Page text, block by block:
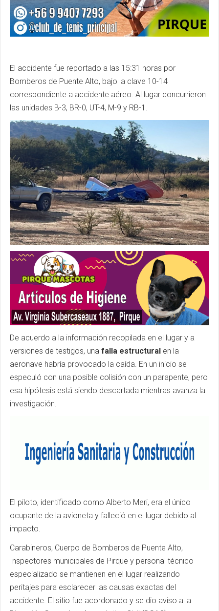
El accidente fue reportado a las 15:31 horas por
Bomberos de Puente Alto, bajo la clave 10-14
correspondiente a accidente aéreo. Al lugar concurrieron
las unidades B-3, BR-0, UT-4, M-9 y RB-1.
De acuerdo a la información recopilada en el lugar y a
versiones de testigos, una falla estructural en la
aeronave habría provocado la caída. En un inicio se
especuló con una posible colisión con un parapente, pero
esa hipótesis está siendo descartada mientras avanza la
investigación.
El piloto, identificado como Alberto Meri, era el único
ocupante de la avioneta y falleció en el lugar debido al
impacto.
Carabineros, Cuerpo de Bomberos de Puente Alto,
Inspectores municipales de Pirque y personal técnico
especializado se mantienen en el lugar realizando
peritajes para esclarecer las causas exactas del
accidente. El sitio fue acordonado y se dio aviso a la